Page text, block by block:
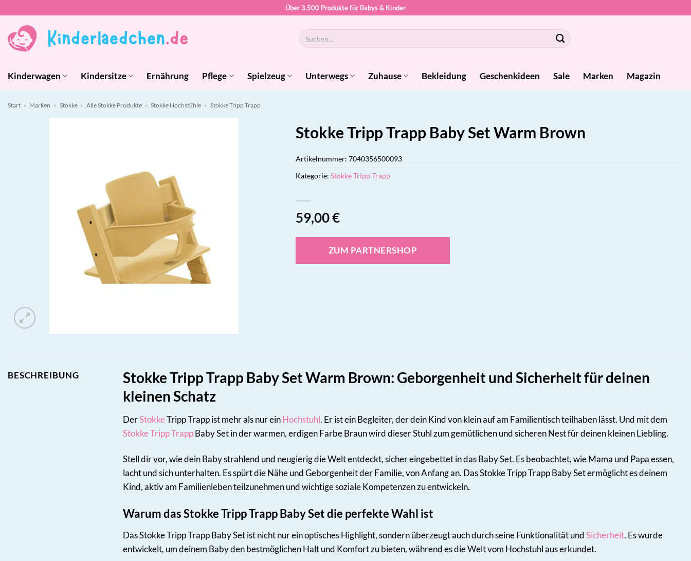
springen
Über 3.500 Produkte für Babys & Kinder
Suchen
nach:
Kinderwagen Kindersitze Ernährung Pflege Spielzeug Unterwegs Zuhause Bekleidung Geschenkideen Sale Marken Magazin
Start » Marken » Stokke » Alle Stokke Produkte » Stokke Hochstühle » Stokke Tripp Trapp
Stokke Tripp Trapp Baby Set Warm Brown
59,00€
ZUM PARTNERSHOP
Artikelnummer: 7040356500093
Kategorie: Stokke Tripp Trapp
BESCHREIBUNG
Stokke Tripp Trapp Baby Set Warm Brown: Geborgenheit und Sicherheit für deinen
kleinen Schatz
DerStokkeTripp Trapp ist mehr als nur einHochstuhl. Er ist ein Begleiter, der dein Kind von klein auf am Familientisch teilhaben lässt. Und mit dem
Stokke Tripp TrappBaby Set in der warmen, erdigen Farbe Braun wird dieser Stuhl zum gemütlichen und sicheren Nest für deinen kleinen Liebling.
Stell dir vor, wie dein Baby strahlend und neugierig die Welt entdeckt, sicher eingebettet in das Baby Set. Es beobachtet, wie Mama und Papa essen,
lacht und sich unterhalten. Es spürt die Nähe und Geborgenheit der Familie, von Anfang an. Das Stokke Tripp Trapp Baby Set ermöglicht es deinem
Kind, aktiv am Familienleben teilzunehmen und wichtige soziale Kompetenzen zu entwickeln.
Warum das Stokke Tripp Trapp Baby Set die perfekte Wahl ist
Das Stokke Tripp Trapp Baby Set ist nicht nur ein optisches Highlight, sondern überzeugt auch durch seine Funktionalität undSicherheit. Es wurde
entwickelt, um deinem Baby den bestmöglichen Halt und Komfort zu bieten, während es die Welt vom Hochstuhl aus erkundet.